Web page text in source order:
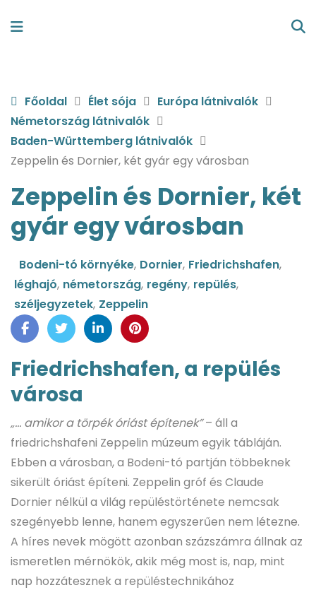
Főoldal Élet sója
Európa látnivalók
Németország látnivalók
Baden-Württemberg látnivalók
Zeppelin és Dornier, két gyár egy városban
Zeppelin és Dornier, két
gyár egy városban
Bodeni-tó környéke, Dornier, Friedrichshafen,
léghajó, németország, regény, repülés,
széljegyzetek, Zeppelin
Friedrichshafen, a repülés
városa
„… amikor a törpék óriást építenek”– áll a
friedrichshafeni Zeppelin múzeum egyik tábláján.
Ebben a városban, a Bodeni-tó partján többeknek
sikerült óriást építeni. Zeppelin gróf és Claude
Dornier nélkül a világ repüléstörténete nemcsak
szegényebb lenne, hanem egyszerűen nem létezne.
A híres nevek mögött azonban százszámra állnak az
ismeretlen mérnökök, akik még most is, nap, mint
nap hozzátesznek a repüléstechnikához